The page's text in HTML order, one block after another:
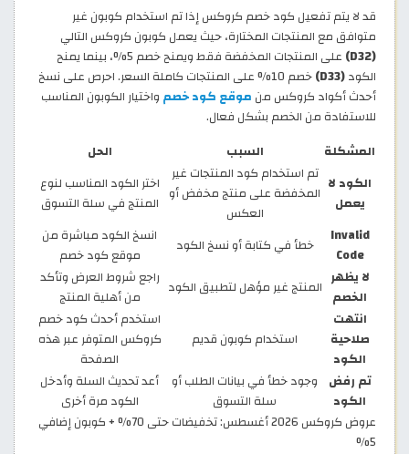
قد لا يتم تفعيل كود خصم كروكس إذا تم استخدام كوبون غير
متوافق مع المنتجات المختارة، حيث يعمل كوبون كروكس التالي
(D32)
على المنتجات المخفضة فقط ويمنح خصم 5%، بينما يمنح
الكود(D33)
خصم 10% على المنتجات كاملة السعر. احرص على نسخ
أحدث أكواد كروكس من موقع كود خصم واختيار الكوبون المناسب
للاستفادة من الخصم بشكل فعال.
المشكلة
السبب
الحل
الكود لا
يعمل
تم استخدام كود المنتجات غير
المخفضة على منتج مخفض أو
العكس
اختر الكود المناسب لنوع
المنتج في سلة التسوق
Invalid
Code
خطأ في كتابة أو نسخ الكود
انسخ الكود مباشرة من
موقع كود خصم
لا يظهر
الخصم المنتج غير مؤهل لتطبيق الكود راجع شروط العرض وتأكد
من أهلية المنتج
انتهت
صلاحية
الكود
استخدام كوبون قديم
استخدم أحدث كود خصم
كروكس المتوفر عبر هذه
الصفحة
تم رفض
الكود
وجود خطأ في بيانات الطلب أو
سلة التسوق
أعد تحديث السلة وأدخل
الكود مرة أخرى
عروض كروكس 2026 أغسطس: تخفيضات حتى 70% + كوبون إضافي
5%